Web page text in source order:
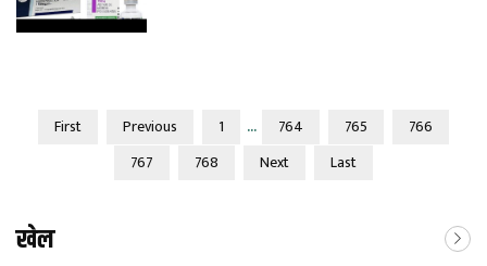
First Previous 1 ... 764 765
766
767
768 Next Last
खेल